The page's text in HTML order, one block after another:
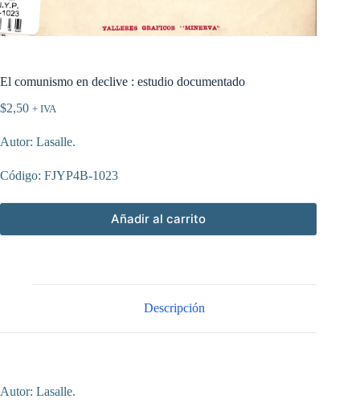
El comunismo en declive : estudio documentado
$2,50 + IVA
Autor: Lasalle.
Código: FJYP4B-1023
Añadir al carrito
Descripción
Autor: Lasalle.